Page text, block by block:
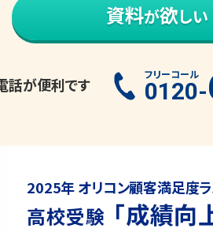
資料が欲しい
話が便利です
フリーコール
0120-
2025年 オリコン顧客満足度
高校受験 「成績向